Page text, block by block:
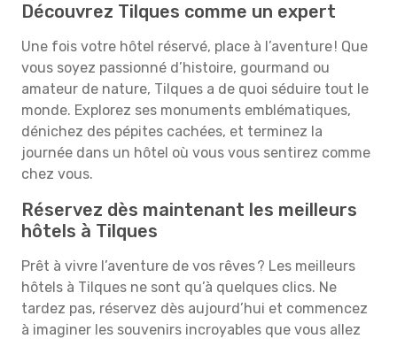
Découvrez Tilques comme un expert
Une fois votre hôtel réservé, place à l’aventure ! Que
vous soyez passionné d’histoire, gourmand ou
amateur de nature, Tilques a de quoi séduire tout le
monde. Explorez ses monuments emblématiques,
dénichez des pépites cachées, et terminez la
journée dans un hôtel où vous vous sentirez comme
chez vous.
Réservez dès maintenant les meilleurs
hôtels à Tilques
Prêt à vivre l’aventure de vos rêves ? Les meilleurs
hôtels à Tilques ne sont qu’à quelques clics. Ne
tardez pas, réservez dès aujourd’hui et commencez
à imaginer les souvenirs incroyables que vous allez